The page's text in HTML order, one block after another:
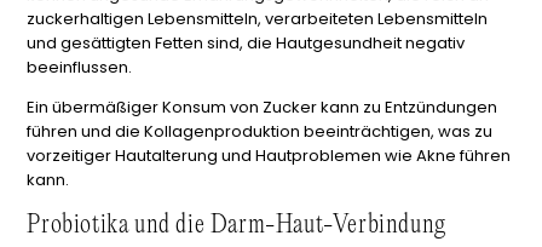
zuckerhaltigen Lebensmitteln, verarbeiteten Lebensmitteln
und gesättigten Fetten sind, die Hautgesundheit negativ
beeinflussen.
Ein übermäßiger Konsum von Zucker kann zu Entzündungen
führen und die Kollagenproduktion beeinträchtigen, was zu
vorzeitiger Hautalterung und Hautproblemen wie Akne führen
kann.
Probiotika und die Darm-Haut-Verbindung